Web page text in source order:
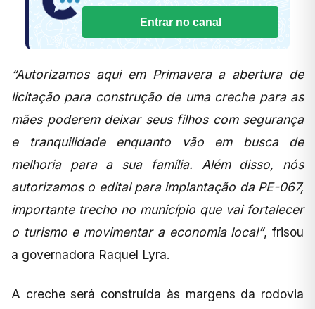
Entrar no canal
“Autorizamos aqui em Primavera a abertura de
licitação para construção de uma creche para as
mães poderem deixar seus filhos com segurança
e tranquilidade enquanto vão em busca de
melhoria para a sua família. Além disso, nós
autorizamos o edital para implantação da PE-067,
importante trecho no município que vai fortalecer
o turismo e movimentar a economia local”, frisou
a governadora Raquel Lyra.
A creche será construída às margens da rodovia